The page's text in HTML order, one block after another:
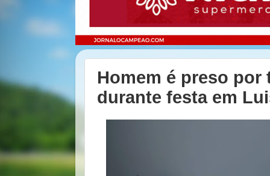
Homem é preso por
durante festa em